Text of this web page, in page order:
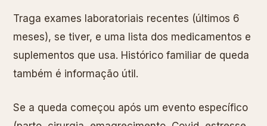
Traga exames laboratoriais recentes (últimos 6
meses), se tiver, e uma lista dos medicamentos e
suplementos que usa. Histórico familiar de queda
também é informação útil.
Se a queda começou após um evento específico